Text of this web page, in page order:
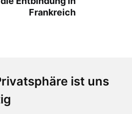
ist uns
Frankreich